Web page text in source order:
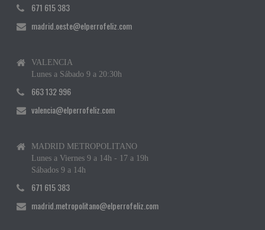
671 615 383
madrid.oeste@elperrofeliz.com
VALENCIA
Lunes a Sábado 9 a 20:30h
663 132 996
valencia@elperrofeliz.com
MADRID METROPOLITANO
Lunes a Viernes 9 a 14h - 17 a 19h
Sábados 9 a 14h
671 615 383
madrid.metropolitano@elperrofeliz.com